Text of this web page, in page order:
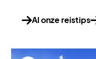
Al onze reistips